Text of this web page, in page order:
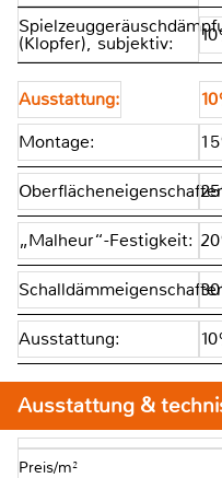
(Klopfer), subjektiv:
Ausstattung:
Montage:
„Malheur“-Festigkeit:
Ausstattung:
Ausstattung &
Preis/m²